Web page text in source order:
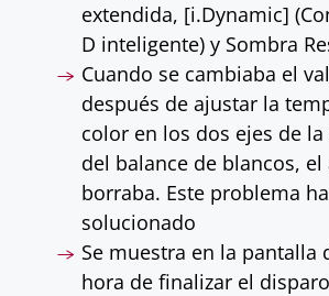
extendida, [i.Dynamic]
D inteligente) y Sombra
Cuando se cambiaba el
después de ajustar la
color en los dos ejes de
del balance de blancos, el
borraba. Este problema
solucionado
Se muestra en la pantalla
hora de finalizar el